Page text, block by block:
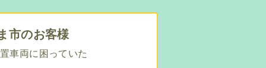
市のお客様
車両に困っていた